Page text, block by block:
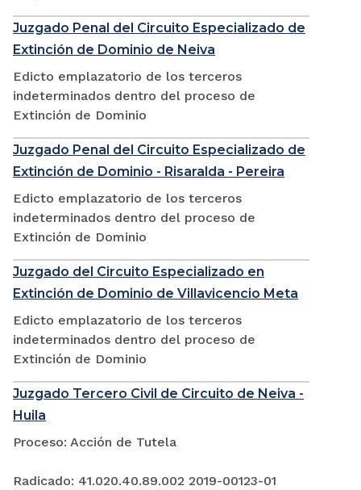
Juzgado Penal del Circuito Especializado de
Extinción de Dominio de Neiva
Edicto emplazatorio de los terceros
indeterminados dentro del proceso de
Extinción de Dominio
Juzgado Penal del Circuito Especializado de
Extinción de Dominio - Risaralda - Pereira
Edicto emplazatorio de los terceros
indeterminados dentro del proceso de
Extinción de Dominio
Juzgado del Circuito Especializado en
Extinción de Dominio de Villavicencio Meta
Edicto emplazatorio de los terceros
indeterminados dentro del proceso de
Extinción de Dominio
Juzgado Tercero Civil de Circuito de Neiva -
Huila
Proceso: Acción de Tutela
Radicado: 41.020.40.89.002 2019-00123-01